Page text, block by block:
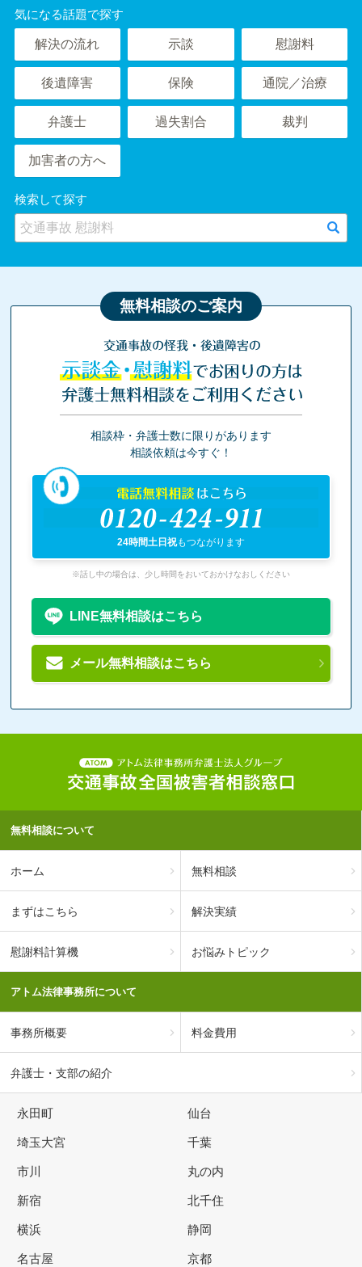
気になる話題で探す
解決の流れ 示談 慰謝料
後遺障害 保険 通院／治療
弁護士 過失割合 裁判
加害者の方へ
検索して探す
無料相談のご案内
交通事故の怪我・後遺障害の
示談金・慰謝料でお困りの方は
弁護士無料相談をご利用ください
相談枠・弁護士数に限りがあります
相談依頼は今すぐ！
電話無料相談はこちら
0120-424-911
24時間土日祝もつながります
※話し中の場合は、少し時間をおいておかけなおしください
LINE無料相談はこちら
メール無料相談はこちら
無料相談について
ホーム 無料相談
まずはこちら 解決実績
慰謝料計算機 お悩みトピック
アトム法律事務所について
事務所概要 料金費用
弁護士・支部の紹介
永田町 仙台
埼玉大宮 千葉
市川 丸の内
新宿 北千住
横浜 静岡
名古屋 京都